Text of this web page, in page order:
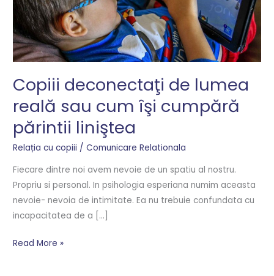
Copiii deconectaţi de lumea
reală sau cum îşi cumpără
părintii liniştea
Relația cu copiii /Comunicare Relationala
Fiecare dintre noi avem nevoie de un spatiu al nostru.
Propriu si personal. In psihologia esperiana numim aceasta
nevoie- nevoia de intimitate. Ea nu trebuie confundata cu
incapacitatea de a […]
reală
sau
cum
îşi
părintii
liniştea
Read More »